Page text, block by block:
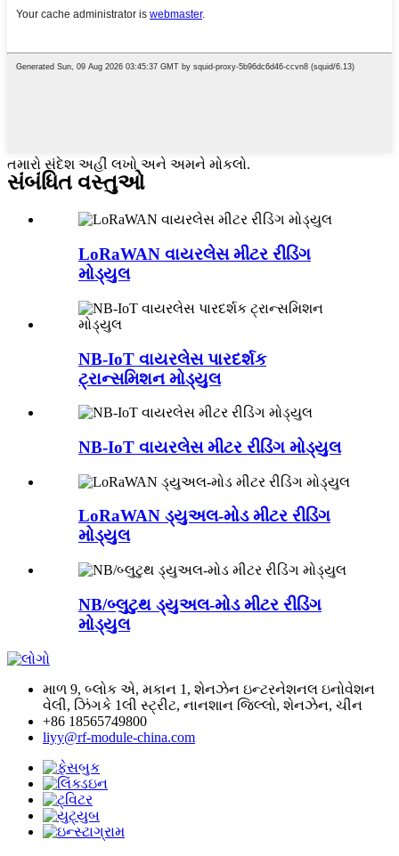
તમારો સંદેશ અહીં લખો અને અમને મોકલો.
સંબંધિત વસ્તુઓ
LoRaWAN વાયરલેસ મીટર રીડિંગ
મોડ્યુલ
NB-IoT વાયરલેસ પારદર્શક
ટ્રાન્સમિશન મોડ્યુલ
NB-IoT વાયરલેસ મીટર રીડિંગ મોડ્યુલ
LoRaWAN ડ્યુઅલ-મોડ મીટર રીડિંગ
મોડ્યુલ
NB/બ્લુટુથ ડ્યુઅલ-મોડ મીટર રીડિંગ
મોડ્યુલ
માળ 9, બ્લોક એ, મકાન 1, શેનઝેન ઇન્ટરનેશનલ ઇનોવેશન
વેલી, ઝિંગકે 1લી સ્ટ્રીટ, નાનશાન જિલ્લો, શેનઝેન, ચીન
+86 18565749800
liyy@rf-module-china.com